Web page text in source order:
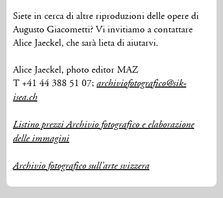
Siete in cerca di altre riproduzioni delle opere di
Augusto Giacometti? Vi invitiamo a contattare
Alice Jaeckel, che sarà lieta di aiutarvi.
Alice Jaeckel, photo editor MAZ
T +41 44 388 51 07;archiviofotografico@sik-
isea.ch
Listino prezzi Archivio fotografico e elaborazione
delle immagini
Archivio fotografico sull’arte svizzera